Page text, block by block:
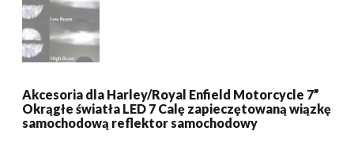
Akcesoria dla Harley/Royal Enfield Motorcycle 7”
Okrągłe światła LED 7 Calę zapieczętowaną wiązkę
samochodową reflektor samochodowy